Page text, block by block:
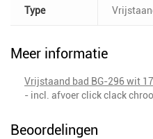
Type
Meer informatie
Vrijstaand bad BG-296 wit
- incl. afvoer click clack
Beoordelingen